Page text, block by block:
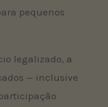
pequenos
legalizado, a
— inclusive